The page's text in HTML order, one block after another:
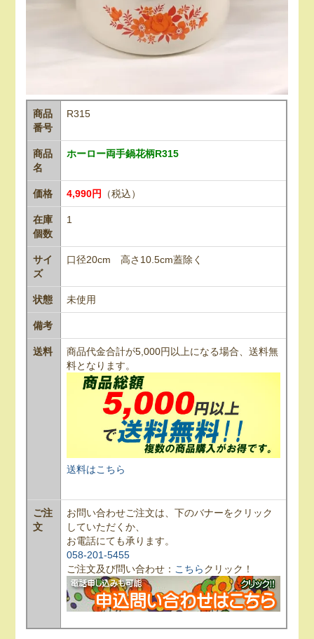
商品
番号
R315
商品
名
ホーロー両手鍋花柄R315
価格 4,990円 （税込）
在庫
個数
1
サイ
ズ
口径20cm 高さ10.5cm蓋除く
状態 未使用
備考
送料
商品代金合計が5,000円以上になる場合、送料無
料となります。
送料はこちら
ご注
文
お問い合わせご注文は、下のバナーをクリック
していただくか、
お電話にても承ります。
058-201-5455
ご注文及び問い合わせ： こちらクリック！